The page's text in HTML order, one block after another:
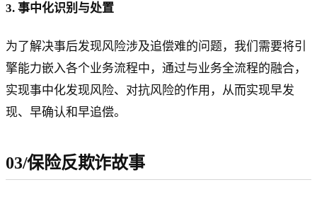
3. 事中化识别与处置
为了解决事后发现风险涉及追偿难的问题，我们需要将引
擎能力嵌入各个业务流程中，通过与业务全流程的融合，
实现事中化发现风险、对抗风险的作用，从而实现早发
现、早确认和早追偿。
03/保险反欺诈故事